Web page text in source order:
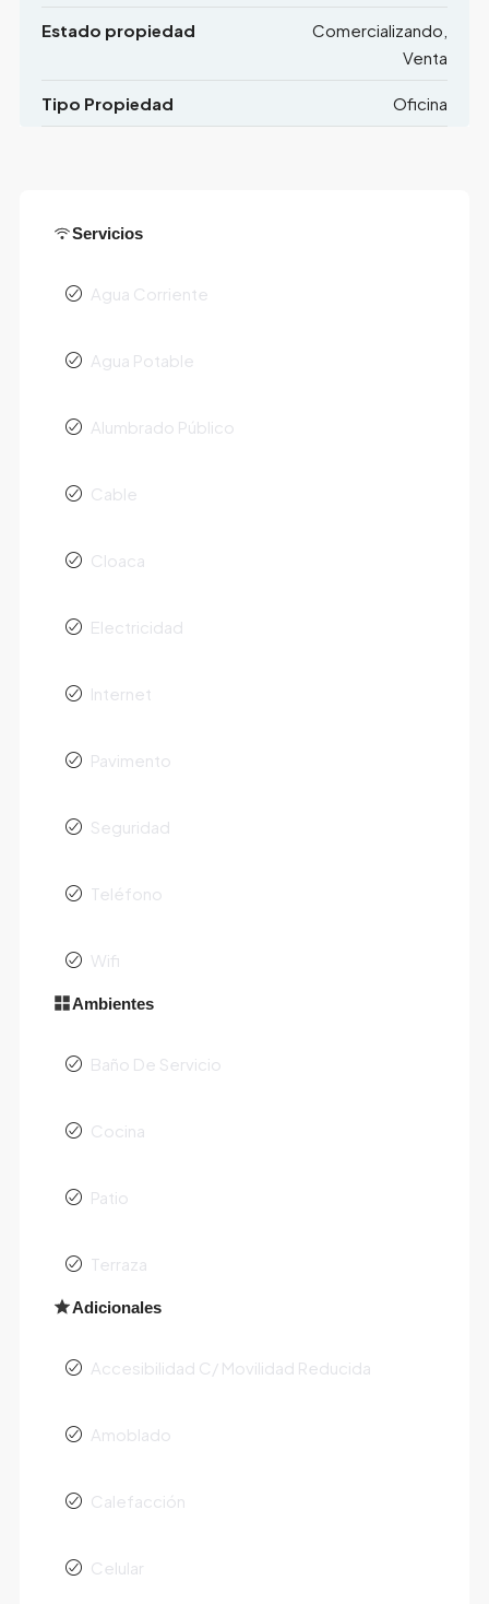
Estado propiedad
Comercializando,
Venta
Tipo Propiedad Oficina
Servicios
Agua Corriente
Agua Potable
Alumbrado Público
Cable
Cloaca
Electricidad
Internet
Pavimento
Seguridad
Teléfono
Wifi
Ambientes
Baño De Servicio
Cocina
Patio
Terraza
Adicionales
Accesibilidad C/ Movilidad Reducida
Amoblado
Calefacción
Celular